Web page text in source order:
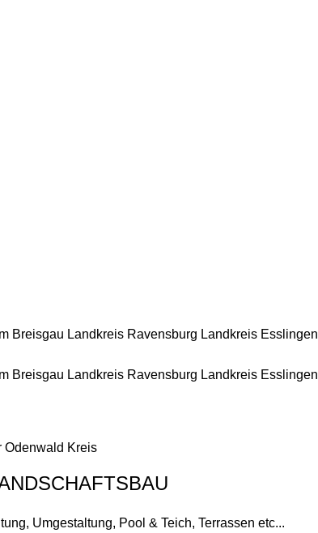
Breisgau Landkreis Ravensburg Landkreis Esslingen
Breisgau Landkreis Ravensburg Landkreis Esslingen
Odenwald Kreis
Umgestaltung, Pool & Teich, Terrassen etc...